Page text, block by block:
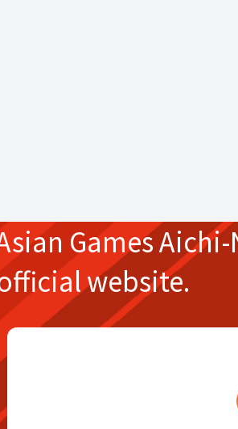
GamesAichi-
website.